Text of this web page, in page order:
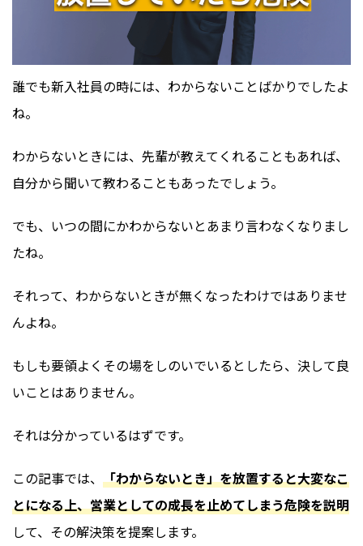
誰でも新入社員の時には、わからないことばかりでしたよ
ね。
わからないときには、先輩が教えてくれることもあれば、
自分から聞いて教わることもあったでしょう。
でも、いつの間にかわからないとあまり言わなくなりまし
たね。
それって、わからないときが無くなったわけではありませ
んよね。
もしも要領よくその場をしのいでいるとしたら、決して良
いことはありません。
それは分かっているはずです。
この記事では、 「わからないとき」を放置すると大変なこ
とになる上、営業としての成長を止めてしまう危険を説明
して、その解決策を提案します。